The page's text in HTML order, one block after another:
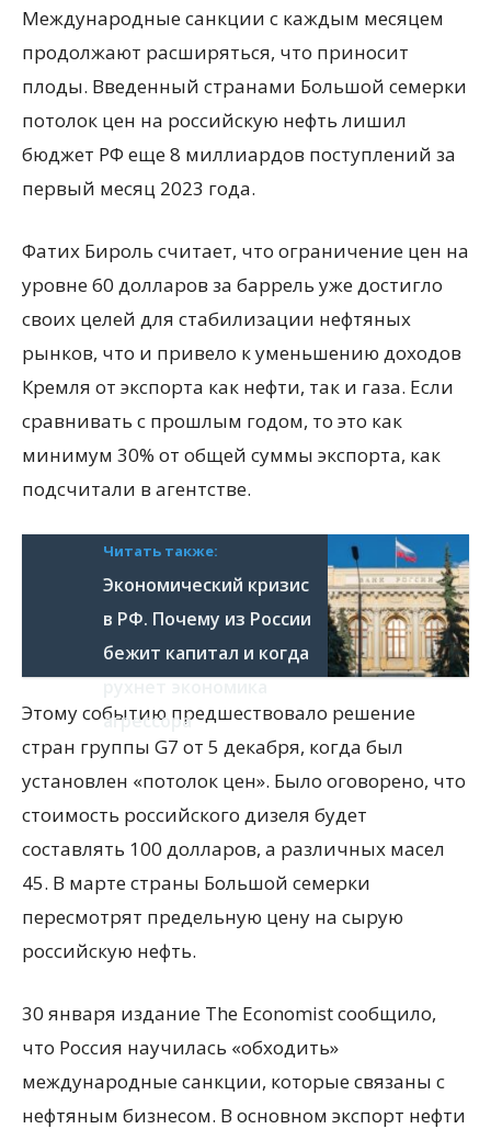
Международные санкции с каждым месяцем
продолжают расширяться, что приносит
плоды. Введенный странами Большой семерки
потолок цен на российскую нефть лишил
бюджет РФ еще 8 миллиардов поступлений за
первый месяц 2023 года.
Фатих Бироль считает, что ограничение цен на
уровне 60 долларов за баррель уже достигло
своих целей для стабилизации нефтяных
рынков, что и привело к уменьшению доходов
Кремля от экспорта как нефти, так и газа. Если
сравнивать с прошлым годом, то это как
минимум 30% от общей суммы экспорта, как
подсчитали в агентстве.
Читать также:
Экономический кризис
в РФ. Почему из России
бежит капитал и когда
агрессора
Этому событию предшествовало решение
стран группы G7 от 5 декабря, когда был
установлен «потолок цен». Было оговорено, что
стоимость российского дизеля будет
составлять 100 долларов, а различных масел
45. В марте страны Большой семерки
пересмотрят предельную цену на сырую
российскую нефть.
30 января издание The Economist сообщило,
что Россия научилась «обходить»
международные санкции, которые связаны с
нефтяным бизнесом. В основном экспорт нефти